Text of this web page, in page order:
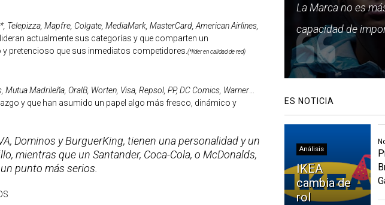
Telepizza, Mapfre, Colgate, MediaMark, MasterCard, American Airlines,
actualmente sus categorías y que comparten un
pretencioso que sus inmediatos competidores.(*líder en calidad de red)
Madrileña, OralB, Worten, Visa, Repsol, PP, DC Comics, Warner…
y que han asumido un papel algo más fresco, dinámico y
Dominos y BurguerKing, tienen una personalidad y un
mientras que un Santander, Coca-Cola, o McDonalds,
punto más serios.
La Marca no es
capacidad de
ES NOTICIA
Análisis
IKEA
cambia de
rol